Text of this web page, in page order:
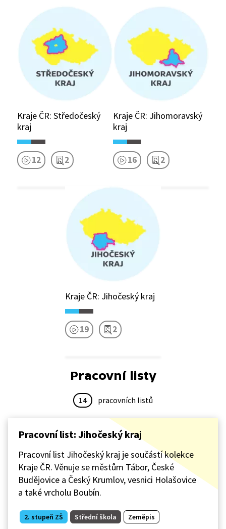
Kraje ČR: Středočeský
kraj
12 2
Kraje ČR: Jihomoravský
kraj
16 2
Kraje ČR: Jihočeský kraj
19 2
Pracovní listy
14 pracovních listů
Pracovní list: Jihočeský kraj
Pracovní list Jihočeský kraj je součástí kolekce
Kraje ČR. Věnuje se městům Tábor, České
Budějovice a Český Krumlov, vesnici Holašovice
a také vrcholu Boubín.
2. stupeň ZŠ Střední škola Zeměpis